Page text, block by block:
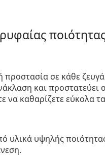
προστασία σε κάθε
και προστατεύει
να καθαρίζετε εύκολα
υλικά υψηλής